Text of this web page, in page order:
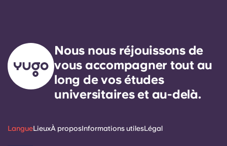
Nous nous réjouissons de
vous accompagner tout au
long de vos études
universitaires et au-delà.
LangueLieuxÀ proposInformations utilesLégal